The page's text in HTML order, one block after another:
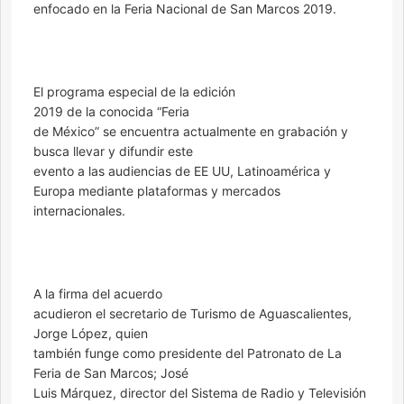
enfocado en la Feria Nacional de San Marcos 2019.
El programa especial de la edición
2019 de la conocida “Feria
de México” se encuentra actualmente en grabación y
busca llevar y difundir este
evento a las audiencias de EE UU, Latinoamérica y
Europa mediante plataformas y mercados
internacionales.
A la firma del acuerdo
acudieron el secretario de Turismo de Aguascalientes,
Jorge López, quien
también funge como presidente del Patronato de La
Feria de San Marcos; José
Luis Márquez, director del Sistema de Radio y Televisión